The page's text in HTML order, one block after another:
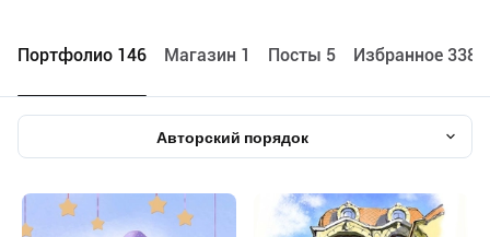
Портфолио 146 Maгазин 1 Посты 5 Избранное
Авторский порядок